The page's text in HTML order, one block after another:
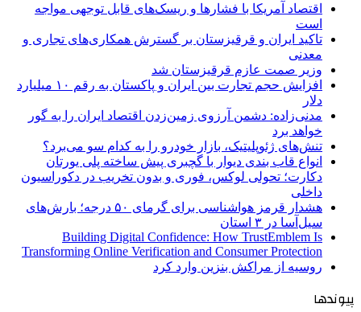
اقتصاد آمریکا با فشارها و ریسک‌های قابل توجهی مواجه
است
تاکید ایران و قرقیزستان بر گسترش همکاری‌های تجاری و
معدنی
وزیر صمت عازم قرقیزستان شد
افزایش حجم تجارت بین ایران و پاکستان به رقم ۱۰ میلیارد
دلار
مدنی‌زاده: دشمن آرزوی زمین‌زدن اقتصاد ایران را به گور
خواهد برد
تنش‌های ژئوپلیتیک، بازار خودرو را به کدام سو می‌برد؟
انواع قاب بندی دیوار با گچبری پیش ساخته پلی یورتان
دکارت؛ تحولی لوکس، فوری و بدون تخریب در دکوراسیون
داخلی
هشدار قرمز هواشناسی برای گرمای ۵۰ درجه؛ بارش‌های
سیل‌آسا در ۳ استان
Building Digital Confidence: How TrustEmblem Is
Transforming Online Verification and Consumer Protection
روسیه از مراکش بنزین وارد کرد
پیوندها